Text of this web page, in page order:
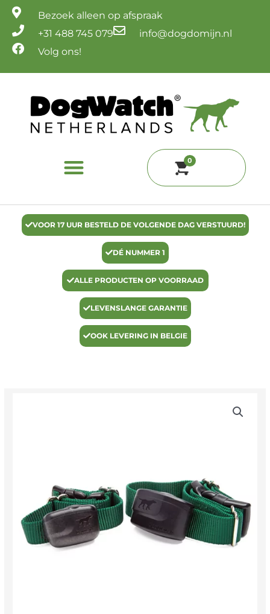
naar
inhoud
Bezoek alleen op afspraak
+31 488 745 079
info@dogdomijn.nl
Volg ons!
0
VOOR 17 UUR BESTELD DE VOLGENDE DAG VERSTUURD!
DÉ NUMMER 1
ALLE PRODUCTEN OP VOORRAAD
LEVENSLANGE GARANTIE
OOK LEVERING IN BELGIE